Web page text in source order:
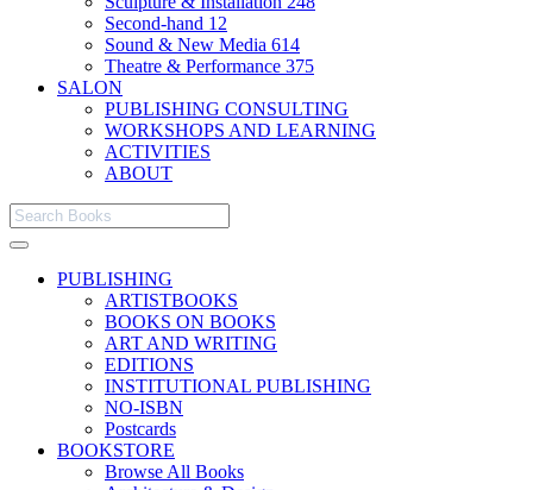
Second-hand 12
Sound & New Media 614
Theatre & Performance 375
SALON
PUBLISHING CONSULTING
WORKSHOPS AND LEARNING
ACTIVITIES
ABOUT
PUBLISHING
ARTISTBOOKS
BOOKS ON BOOKS
ART AND WRITING
EDITIONS
INSTITUTIONAL PUBLISHING
NO-ISBN
Postcards
BOOKSTORE
Browse All Books